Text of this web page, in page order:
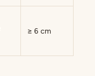
≥ 6 cm